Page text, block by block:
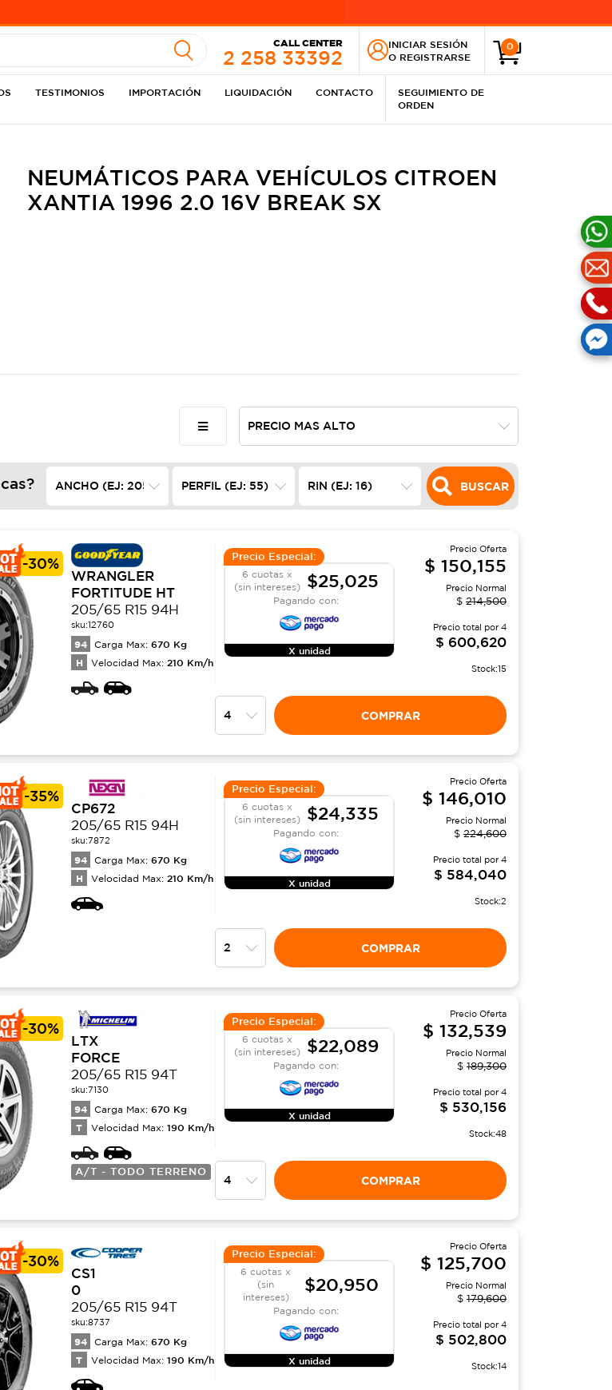
CALL CENTER
2 258 33392
INICIAR SESIÓN
O REGISTRARSE
0
TESTIMONIOS IMPORTACIÓN LIQUIDACIÓN CONTACTO
SEGUIMIENTO DE
ORDEN
NEUMÁTICOS PARA VEHÍCULOS CITROEN
XANTIA 1996 2.0 16V BREAK SX
BUSCAR
-30%
WRANGLER
FORTITUDE HT
205/65 R15 94H
sku:12760
94 Carga Max: 670 Kg
H Velocidad Max: 210 Km/h
Precio Especial:
6 cuotas x
(sin intereses)
$25,025
Pagando con:
X unidad
Precio Oferta
$ 150,155
Precio Normal
$ 214,500
Precio total por4
$ 600,620
Stock:15
COMPRAR
-35%
CP672
205/65 R15 94H
sku:7872
94 Carga Max: 670 Kg
H Velocidad Max: 210 Km/h
Precio Especial:
6 cuotas x
(sin intereses)
$24,335
Pagando con:
X unidad
Precio Oferta
$ 146,010
Precio Normal
$ 224,600
Precio total por4
$ 584,040
Stock:2
COMPRAR
-30%
LTX
FORCE
205/65 R15 94T
sku:7130
94 Carga Max: 670 Kg
T Velocidad Max: 190 Km/h
A/T - TODO TERRENO
Precio Especial:
6 cuotas x
(sin intereses)
$22,089
Pagando con:
X unidad
Precio Oferta
$ 132,539
Precio Normal
$ 189,300
Precio total por4
$ 530,156
Stock:48
COMPRAR
-30%
CS1
0
205/65 R15 94T
sku:8737
94 Carga Max: 670 Kg
T Velocidad Max: 190 Km/h
Precio Especial:
6 cuotas x
(sin
intereses)
$20,950
Pagando con:
X unidad
Precio Oferta
$ 125,700
Precio Normal
$ 179,600
Precio total por4
$ 502,800
Stock:14